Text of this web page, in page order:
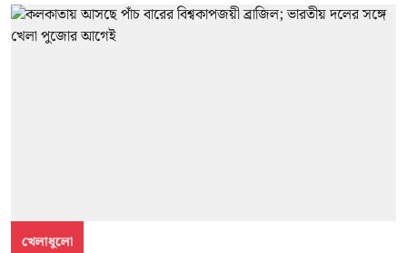
খেলাধুলো